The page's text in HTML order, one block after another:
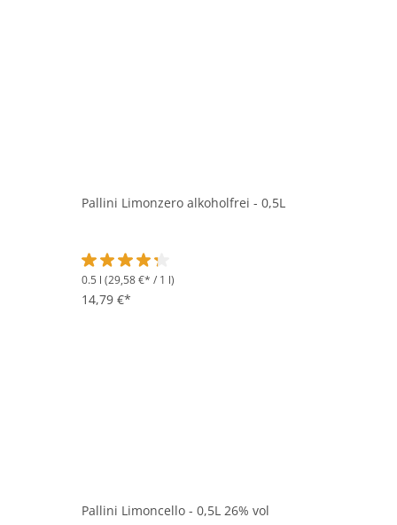
Pallini Limonzero alkoholfrei - 0,5L
Durchschnittliche Bewertung von 4.2 von 5 Sternen
0.5 l (29,58 €* / 1 l)
14,79 €*
Pallini Limoncello - 0,5L 26% vol